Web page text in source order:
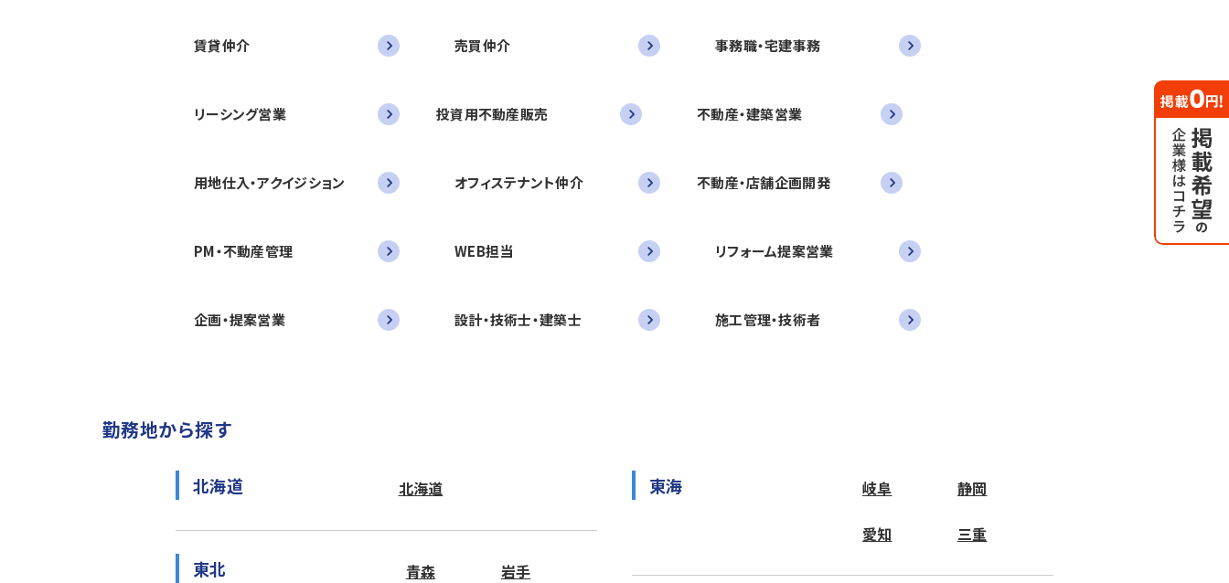
賃貸仲介 売買仲介 事務職・宅建事務
リーシング営業 投資用不動産販売 不動産・建築営業
用地仕入・アクイジション オフィステナント仲介 不動産・店舗企画開発
PM・不動産管理 WEB担当 リフォーム提案営業
企画・提案営業 設計・技術士・建築士 施工管理・技術者
勤務地から探す
北海道 北海道
東北 青森 岩手
東海 岐阜 静岡
愛知 三重